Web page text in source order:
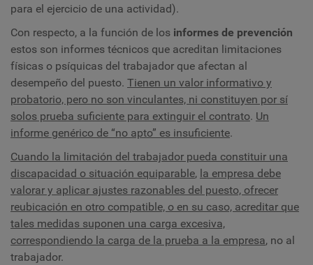
para el ejercicio de una actividad).
Con respecto, a la función de los informes de prevención
estos son informes técnicos que acreditan limitaciones
físicas o psíquicas del trabajador que afectan al
desempeño del puesto. Tienen un valor informativo y
probatorio, pero no son vinculantes, ni constituyen por sí
solos prueba suficiente para extinguir el contrato. Un
informe genérico de “no apto” es insuficiente.
Cuando la limitación del trabajador pueda constituir una
discapacidad o situación equiparable, la empresa debe
valorar y aplicar ajustes razonables del puesto, ofrecer
reubicación en otro compatible, o en su caso, acreditar que
tales medidas suponen una carga excesiva,
correspondiendo la carga de la prueba a la empresa, no al
trabajador.